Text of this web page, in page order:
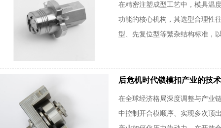
在精密注塑成型工艺中，模具温
功能的核心机构，其选型合理性
型、先复位型等繁杂结构标准，
后危机时代锁模扣产业的技
在全球经济格局深度调整与产业
中控制开合模顺序、实现多次顶